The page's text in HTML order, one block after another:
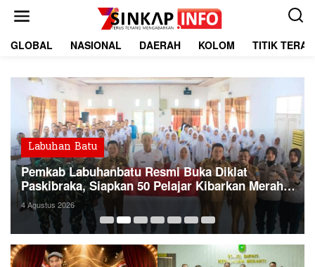
GLOBAL NASIONAL DAERAH KOLOM TITIK
Labuhan Batu
Pemkab Labuhanbatu Resmi Buka Diklat
Paskibraka, Siapkan 50 Pelajar Kibarkan Merah
Putih 17 Agustus
4 Agustus 2026